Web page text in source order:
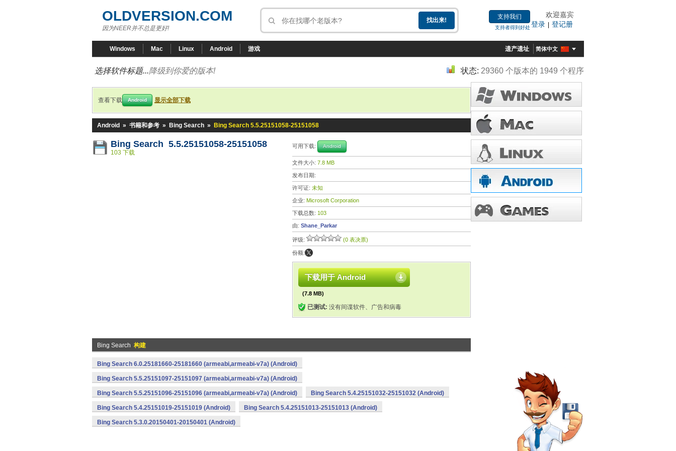
OLDVERSION.COM
因为NEER并不总是更好!
支持我们
支持者得到好处
欢迎嘉宾
登录 | 登记册
Windows Mac Linux Android 游戏 遗产遗址 简体中文
选择软件标题...降级到你爱的版本! 状态: 29360 个版本的 1949 个程序
查看下载 Android 显示全部下载
Android » 书籍和参考 » Bing Search » Bing Search 5.5.25151058-25151058
Bing Search 5.5.25151058-25151058
103 下载
可用下载: Android
文件大小: 7.8 MB
发布日期:
许可证: 未知
企业: Microsoft Corporation
下载总数: 103
由: Shane_Parkar
评级: (0 表决票)
份额:
下载用于 Android
(7.8 MB)
已测试: 没有间谍软件、广告和病毒
Bing Search 构建
Bing Search 6.0.25181660-25181660 (armeabi,armeabi-v7a) (Android)
Bing Search 5.5.25151097-25151097 (armeabi,armeabi-v7a) (Android)
Bing Search 5.5.25151096-25151096 (armeabi,armeabi-v7a) (Android) Bing Search 5.4.25151032-25151032 (Android)
Bing Search 5.4.25151019-25151019 (Android) Bing Search 5.4.25151013-25151013 (Android)
Bing Search 5.3.0.20150401-20150401 (Android)